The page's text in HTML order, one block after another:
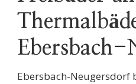
Ebersbach-
Ebersbach-Neugersdorf